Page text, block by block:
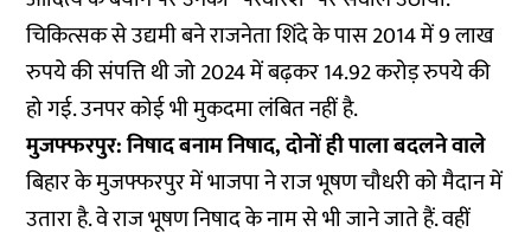
चिकित्सक से उद्यमी बने राजनेता शिंदे के पास 2014 में 9 लाख
रुपये की संपत्ति थी जो 2024 में बढ़कर 14.92 करोड़ रुपये की
हो गई. उनपर कोई भी मुकदमा लंबित नहीं है.
मुजफ्फरपुर: निषाद बनाम निषाद, दोनों ही पाला बदलने वाले
बिहार के मुजफ्फरपुर में भाजपा ने राज भूषण चौधरी को मैदान में
उतारा है. वे राज भूषण निषाद के नाम से भी जाने जाते हैं. वहीं